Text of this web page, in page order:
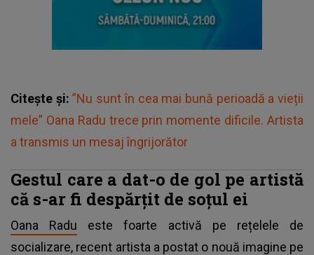
Citește și:”Nu sunt în cea mai bună perioadă a vieții
mele” Oana Radu trece prin momente dificile. Artista
a transmis un mesaj îngrijorător
Gestul care a dat-o de gol pe artistă
că s-ar fi despărțit de soțul ei
Oana Radu este foarte activă pe rețelele de
socializare, recent artista a postat o nouă imagine pe